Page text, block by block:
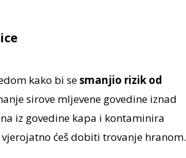
kako bi sesmanjio rizik od
sirove mljevene govedine iznad
iz govedine kapa i kontaminira
ćeš dobiti trovanje hranom.